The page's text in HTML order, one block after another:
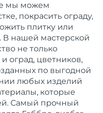
мы можем
покрасить ограду,
плитку или
. В нашей мастерской
не только
и оград, цветников,
по выгодной
любых изделий
которые
. Самый прочный